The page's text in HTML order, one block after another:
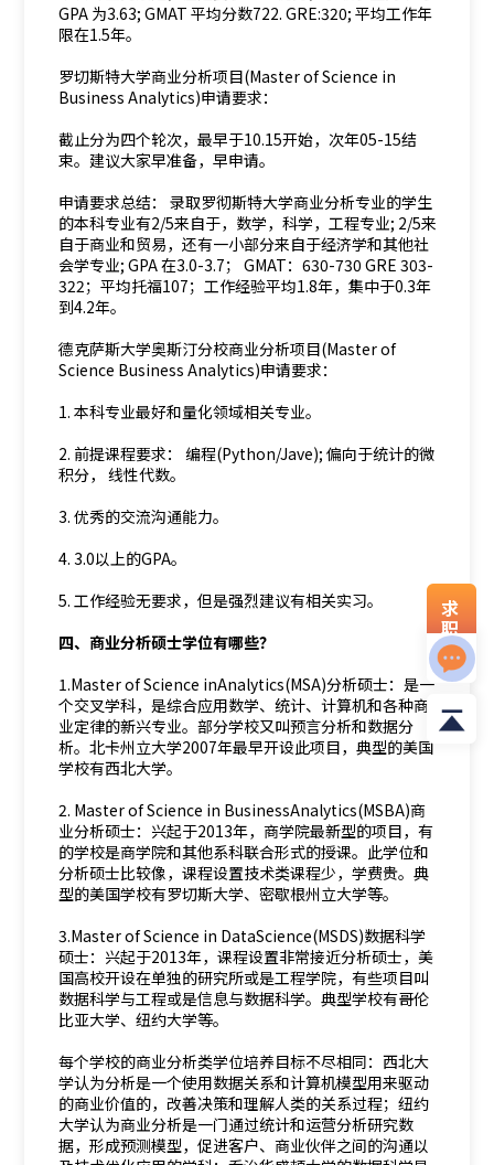
GPA 为3.63; GMAT 平均分数722. GRE:320; 平均工作年
限在1.5年。
罗切斯特大学商业分析项目(Master of Science in
Business Analytics)申请要求：
截止分为四个轮次，最早于10.15开始，次年05-15结
束。建议大家早准备，早申请。
申请要求总结： 录取罗彻斯特大学商业分析专业的学生
的本科专业有2/5来自于，数学，科学，工程专业; 2/5来
自于商业和贸易，还有一小部分来自于经济学和其他社
会学专业; GPA 在3.0-3.7； GMAT：630-730 GRE 303-
322；平均托福107；工作经验平均1.8年，集中于0.3年
到4.2年。
德克萨斯大学奥斯汀分校商业分析项目(Master of
Science Business Analytics)申请要求：
1. 本科专业最好和量化领域相关专业。
2. 前提课程要求： 编程(Python/Jave); 偏向于统计的微
积分， 线性代数。
3. 优秀的交流沟通能力。
4. 3.0以上的GPA。
5. 工作经验无要求，但是强烈建议有相关实习。
四、商业分析硕士学位有哪些？
1.Master of Science inAnalytics(MSA)分析硕士：是一
个交叉学科，是综合应用数学、统计、计算机和各种商
业定律的新兴专业。部分学校又叫预言分析和数据分
析。北卡州立大学2007年最早开设此项目，典型的美国
学校有西北大学。
2. Master of Science in BusinessAnalytics(MSBA)商
业分析硕士：兴起于2013年，商学院最新型的项目，有
的学校是商学院和其他系科联合形式的授课。此学位和
分析硕士比较像，课程设置技术类课程少，学费贵。典
型的美国学校有罗切斯大学、密歇根州立大学等。
3.Master of Science in DataScience(MSDS)数据科学
硕士：兴起于2013年，课程设置非常接近分析硕士，美
国高校开设在单独的研究所或是工程学院，有些项目叫
数据科学与工程或是信息与数据科学。典型学校有哥伦
比亚大学、纽约大学等。
每个学校的商业分析类学位培养目标不尽相同：西北大
学认为分析是一个使用数据关系和计算机模型用来驱动
的商业价值的，改善决策和理解人类的关系过程；纽约
大学认为商业分析是一门通过统计和运营分析研究数
据，形成预测模型，促进客户、商业伙伴之间的沟通以
求
职
资
料